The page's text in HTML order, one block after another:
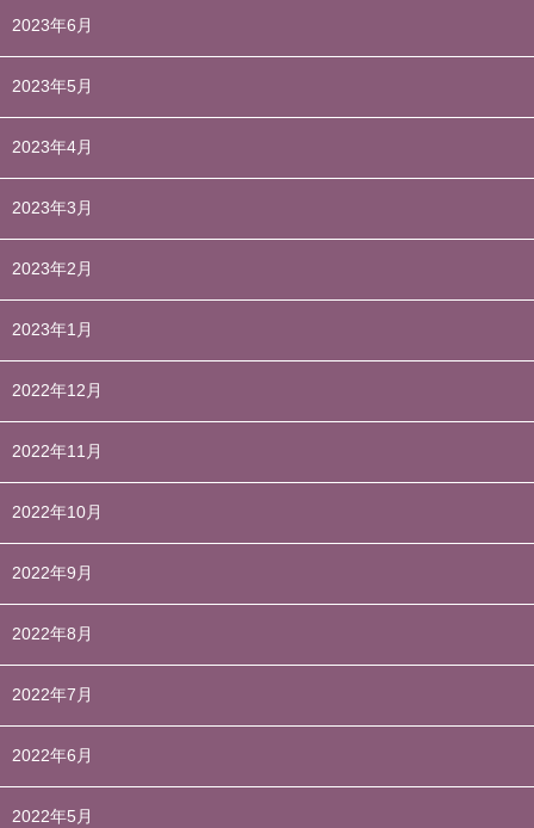
2023年6月
2023年5月
2023年4月
2023年3月
2023年2月
2023年1月
2022年12月
2022年11月
2022年10月
2022年9月
2022年8月
2022年7月
2022年6月
2022年5月